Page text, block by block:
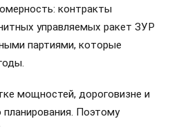
контракты
управляемых ракет ЗУР
партиями, которые
мощностей, дороговизне и
Поэтому